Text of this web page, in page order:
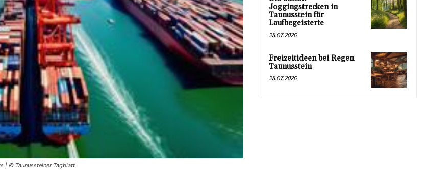
| © Taunussteiner Tagblatt
Joggingstrecken in
Taunusstein für
Laufbegeisterte
28.07.2026
Freizeitideen bei Regen
Taunusstein
28.07.2026